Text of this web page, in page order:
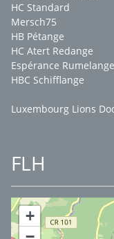
HC Standard
Mersch75
HB Pétange
HC Atert Redange
Espérance Rumelange
HBC Schifflange
Luxembourg Lions
FLH
+